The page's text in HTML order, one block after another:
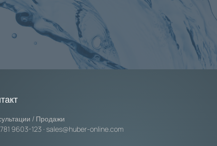
/ Продажи
9603-123 · sales@huber-online.com